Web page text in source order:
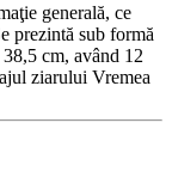
generală, ce
prezintă sub formă
cm, având 12
ziarului Vremea